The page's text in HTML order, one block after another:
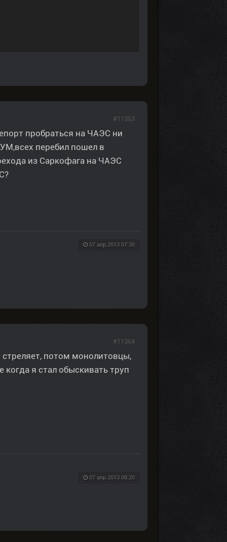
пробраться на ЧАЭС ни
перебил пошел в
из Саркофага на ЧАЭС
07 апр 2013 07:30
#11363
стреляет, потом монолитовцы,
я стал обыскивать труп
07 апр 2013 08:20
#11364